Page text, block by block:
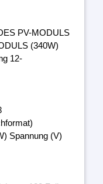
PV-MODULS
(340W)
12-
Spannung (V)